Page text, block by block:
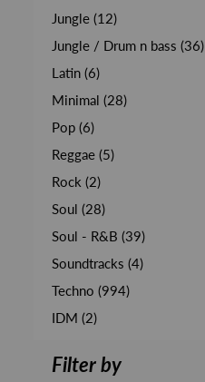
Jungle (12)
Jungle / Drum n bass (36)
Latin (6)
Minimal (28)
Pop (6)
Reggae (5)
Rock (2)
Soul (28)
Soul - R&B (39)
Soundtracks (4)
Techno (994)
IDM (2)
Filter by